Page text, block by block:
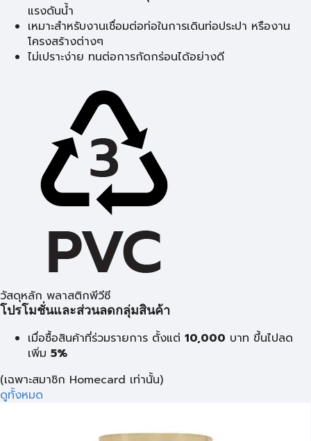
แรงดันน้ำ
เหมาะสำหรับงานเชื่อมต่อท่อในการเดินท่อประปา หรืองาน
โครงสร้างต่างๆ
ไม่เปราะง่าย ทนต่อการกัดกร่อนได้อย่างดี
วัสดุหลัก พลาสติกพีวีซี
โปรโมชั่นและส่วนลดกลุ่มสินค้า
เมื่อซื้อสินค้าที่ร่วมรายการ ตั้งแต่ 10,000 บาท ขึ้นไปลด
เพิ่ม 5%
(เฉพาะสมาชิก Homecard เท่านั้น)
ดูทั้งหมด